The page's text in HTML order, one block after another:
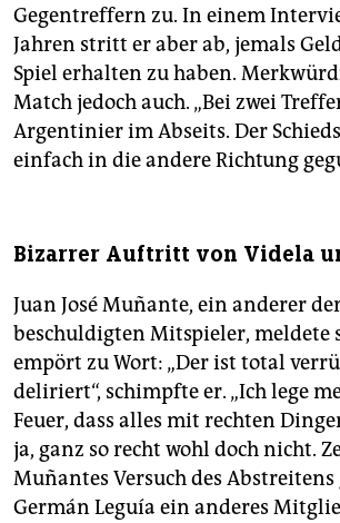
Gegentreffern zu. In einem
Jahren stritt er aber ab, jemals
Spiel erhalten zu haben.
Match jedoch auch. „Bei zwei
Argentinier im Abseits. Der
einfach in die andere Richtung
Bizarrer Auftritt von Videla
Juan José Muñante, ein anderer
beschuldigten Mitspieler, meldete
empört zu Wort: „Der ist total
deliriert“, schimpfte er. „Ich lege
Feuer, dass alles mit rechten
ja, ganz so recht wohl doch nicht.
Muñantes Versuch des
Germán Leguía ein anderes